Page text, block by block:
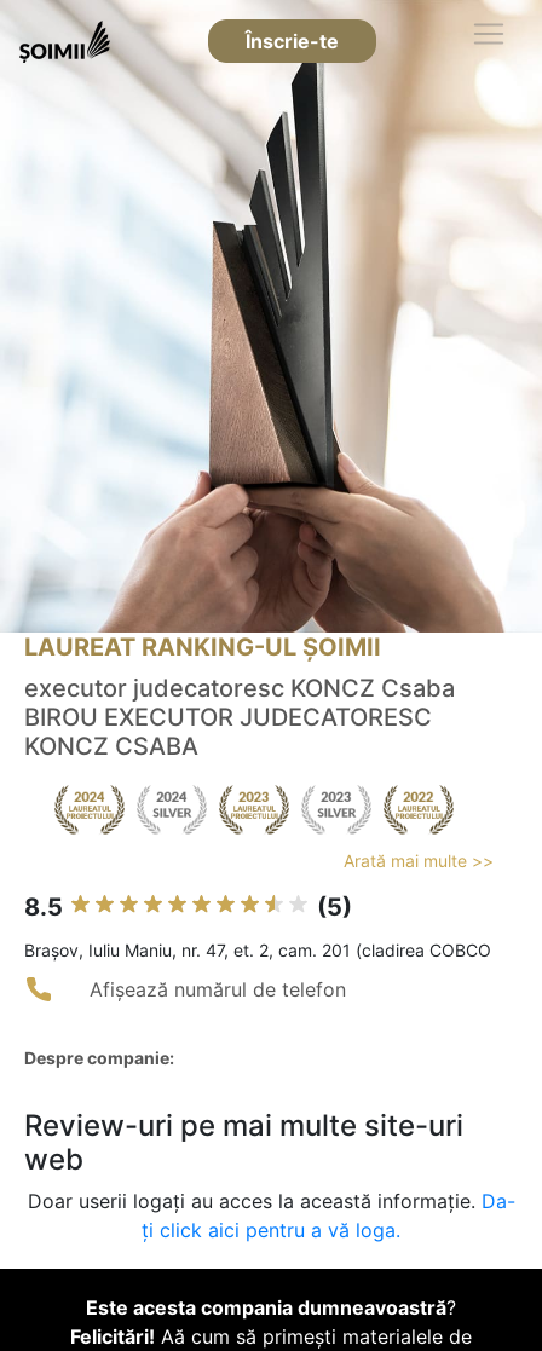
Înscrie-te
LAUREAT RANKING-UL ȘOIMII
executor judecatoresc KONCZ Csaba
BIROU EXECUTOR JUDECATORESC
KONCZ CSABA
Arată mai multe >>
8.5 (5)
Braşov, Iuliu Maniu, nr. 47, et. 2, cam. 201 (cladirea COBCO
Afișează numărul de telefon
Despre companie:
Review-uri pe mai multe site-uri
web
Doar userii logați au acces la această informație. Da-
ți click aici pentru a vă loga.
Este acesta compania dumneavoastră?
Felicitări! Aă cum să primești materialele de